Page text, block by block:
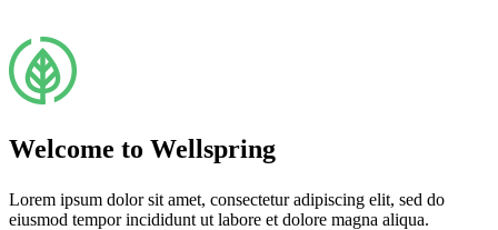
Welcome to Wellspring
Lorem ipsum dolor sit amet, consectetur adipiscing elit, sed do
eiusmod tempor incididunt ut labore et dolore magna aliqua.